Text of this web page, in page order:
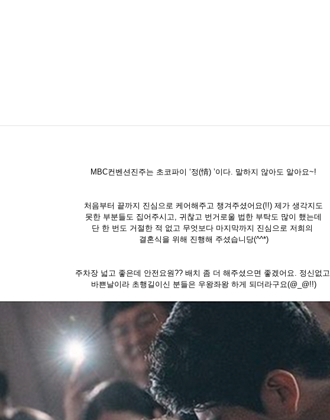
MBC컨벤션진주는 초코파이 ‘정(情) ’이다. 말하지 않아도 알아요~!
처음부터 끝까지 진심으로 케어해주고 챙겨주셨어요(!!) 제가 생각지도
못한 부분들도 집어주시고, 귀찮고 번거로울 법한 부탁도 많이 했는데
단 한 번도 거절한 적 없고 무엇보다 마지막까지 진심으로 저희의
결혼식을 위해 진행해 주셨습니당(^^*)
주차장 넓고 좋은데 안전요원?? 배치 좀 더 해주셨으면 좋겠어요. 정신없고
바쁜날이라 초행길이신 분들은 우왕좌왕 하게 되더라구요(@_@!!)